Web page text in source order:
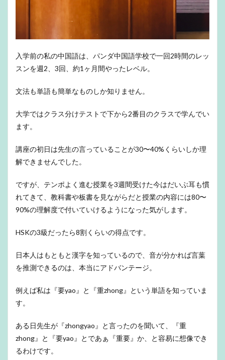
入学前の私の中国語は、パンダ中国語学校で一回2時間のレッ
スンを週2、3回、約1ヶ月間やったレベル。
文法も単語も簡単なものしか知りません。
大学ではクラス分けテストで下から2番目のクラスで学んでい
ます。
講座の初日は先生の言っていることが30〜40%くらいしか理
解できませんでした。
ですが、テンポよく進む授業を3週間受けた今はだいぶ耳も慣
れてきて、教科書や板書を見ながらだと授業の内容には80〜
90%の理解度で付いていけるようになった気がします。
HSKの3級だったら8割くらいの得点です。
日本人はもともと漢字を知っているので、音が分かれば言葉
を推測できるのは、本当にアドバンテージ。
例えば私は『要yao』と『重zhong』という単語を知っていま
す。
ある日先生が『zhongyao』と言ったのを聞いて、『重
zhong』と『要yao』とであぁ『重要』か、と容易に想像でき
るわけです。